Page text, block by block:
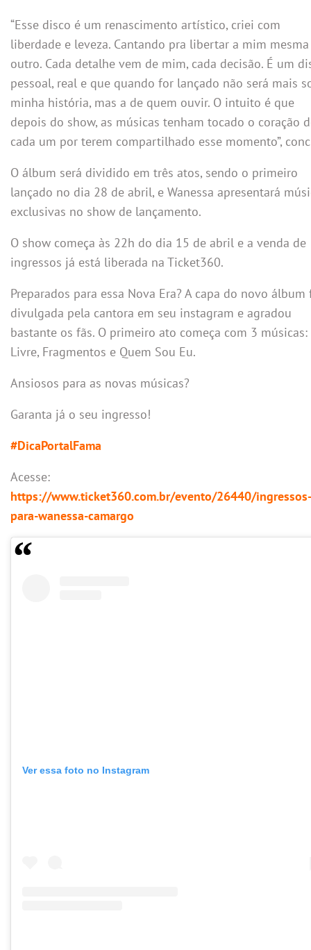
“Esse disco é um renascimento artístico, criei com
liberdade e leveza. Cantando pra libertar a mim
outro. Cada detalhe vem de mim, cada decisão. É um
pessoal, real e que quando for lançado não será mais
minha história, mas a de quem ouvir. O intuito é que
depois do show, as músicas tenham tocado o coração
cada um por terem compartilhado esse momento”,
O álbum será dividido em três atos, sendo o primeiro
lançado no dia 28 de abril, e Wanessa apresentará
exclusivas no show de lançamento.
O show começa às 22h do dia 15 de abril e a venda de
ingressos já está liberada na Ticket360.
Preparados para essa Nova Era? A capa do novo álbum
divulgada pela cantora em seu instagram e agradou
bastante os fãs. O primeiro ato começa com 3 músicas:
Livre, Fragmentos e Quem Sou Eu.
Ansiosos para as novas músicas?
Garanta já o seu ingresso!
#DicaPortalFama
Acesse:
https://www.ticket360.com.br/evento/26440/ingressos-
para-wanessa-camargo
Ver essa foto no Instagram